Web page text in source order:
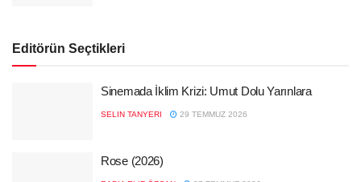
Editörün Seçtikleri
Sinemada İklim Krizi: Umut Dolu Yarınlara
SELIN TANYERI 29 TEMMUZ 2026
Rose (2026)